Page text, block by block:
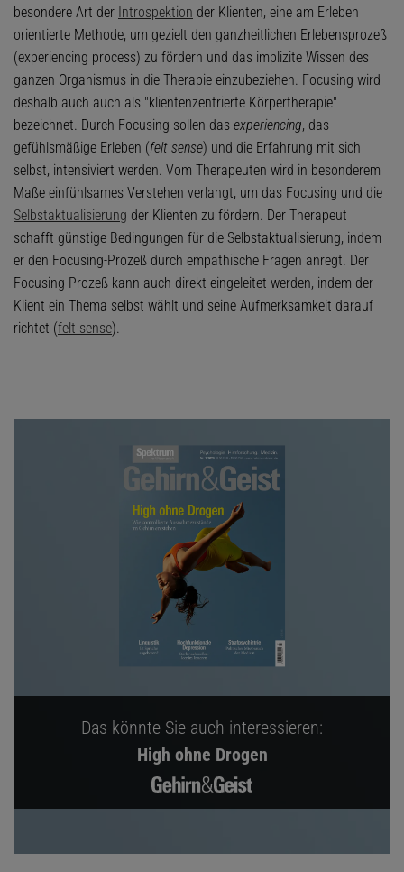
besondere Art der Introspektion der Klienten, eine am Erleben
orientierte Methode, um gezielt den ganzheitlichen Erlebensprozeß
(experiencing process) zu fördern und das implizite Wissen des
ganzen Organismus in die Therapie einzubeziehen. Focusing wird
deshalb auch auch als "klientenzentrierte Körpertherapie"
bezeichnet. Durch Focusing sollen das experiencing, das
gefühlsmäßige Erleben (felt sense) und die Erfahrung mit sich
selbst, intensiviert werden. Vom Therapeuten wird in besonderem
Maße einfühlsames Verstehen verlangt, um das Focusing und die
Selbstaktualisierung der Klienten zu fördern. Der Therapeut
schafft günstige Bedingungen für die Selbstaktualisierung, indem
er den Focusing-Prozeß durch empathische Fragen anregt. Der
Focusing-Prozeß kann auch direkt eingeleitet werden, indem der
Klient ein Thema selbst wählt und seine Aufmerksamkeit darauf
richtet (felt sense).
Das könnte Sie auch interessieren:
High ohne Drogen